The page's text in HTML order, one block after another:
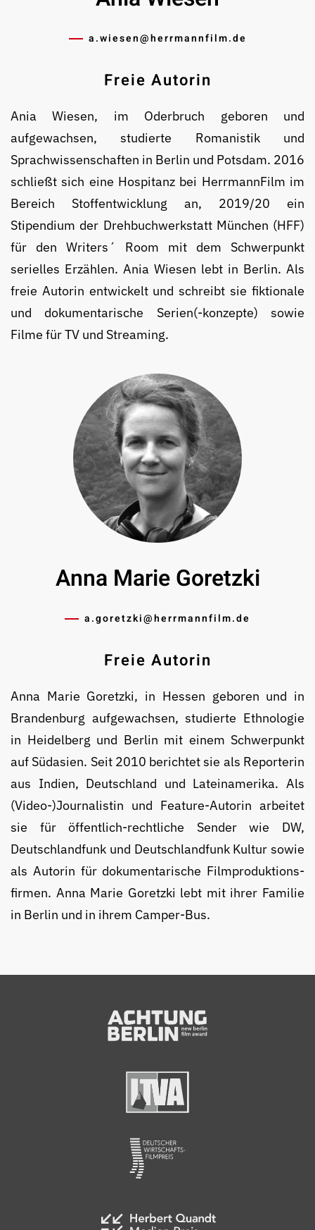
a.wiesen@­herrmannfilm.de
Freie Autorin
Ania Wiesen, im Oderbruch geboren und
aufgewachsen, studierte Ro­ma­nis­tik und
Sprachwissenschaften in Berlin und Pots­dam. 2016
schließt sich eine Hospitanz bei HerrmannFilm im
Bereich Stoff­ent­wick­lung an, 2019/20 ein
Stipendium der Drehbuchwerkstatt München (HFF)
für den Writers´ Room mit dem Schwer­punkt
serielles Erzählen. Ania Wiesen lebt in Berlin. Als
freie Autorin entwickelt und schreibt sie fik­tio­nale
und do­ku­men­tarische Serien(-konzepte) sowie
Filme für TV und Streaming.
Anna Marie Goretzki
a.goretzki@­herrmannfilm.de
Freie Autorin
Anna Marie Goretzki, in Hessen geboren und in
Bran­den­burg auf­ge­wachsen, stu­dier­te Ethnologie
in Hei­del­berg und Berlin mit einem Schwerpunkt
auf Südasien. Seit 2010 berichtet sie als Reporterin
aus Indien, Deutsch­land und Lateinamerika. Als
(Video-)Jour­na­lis­tin und Feature-Au­to­rin arbeitet
sie für öffentlich-recht­liche Sender wie DW,
Deutschlandfunk und Deutsch­land­funk Kultur sowie
als Au­to­rin für dokumentarische Film­pro­duk­tions­
firmen. Anna Marie Goretzki lebt mit ihrer Familie
in Berlin und in ihrem Camper-Bus.